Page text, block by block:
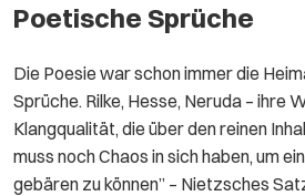
Poetische Sprüche
Die Poesie war schon immer die
Sprüche. Rilke, Hesse, Neruda – ihre
Klangqualität, die über den reinen
muss noch Chaos in sich haben, um
gebären zu können” – Nietzsches